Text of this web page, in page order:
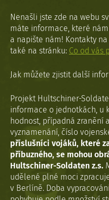
Nenašli jste zde na webu
máte informace, které
a napište nám! Kontakty
také na stránku: Co od vás
Jak můžete zjistit další
Projekt Hultschiner-
informace o jednotkách, u
hodnost, případná zranění
vyznamenání, číslo
příslušníci vojáků, které
příbuzného, se mohou
Hultschiner-Soldaten z.s.
udělené plné moci
v Berlíně. Doba